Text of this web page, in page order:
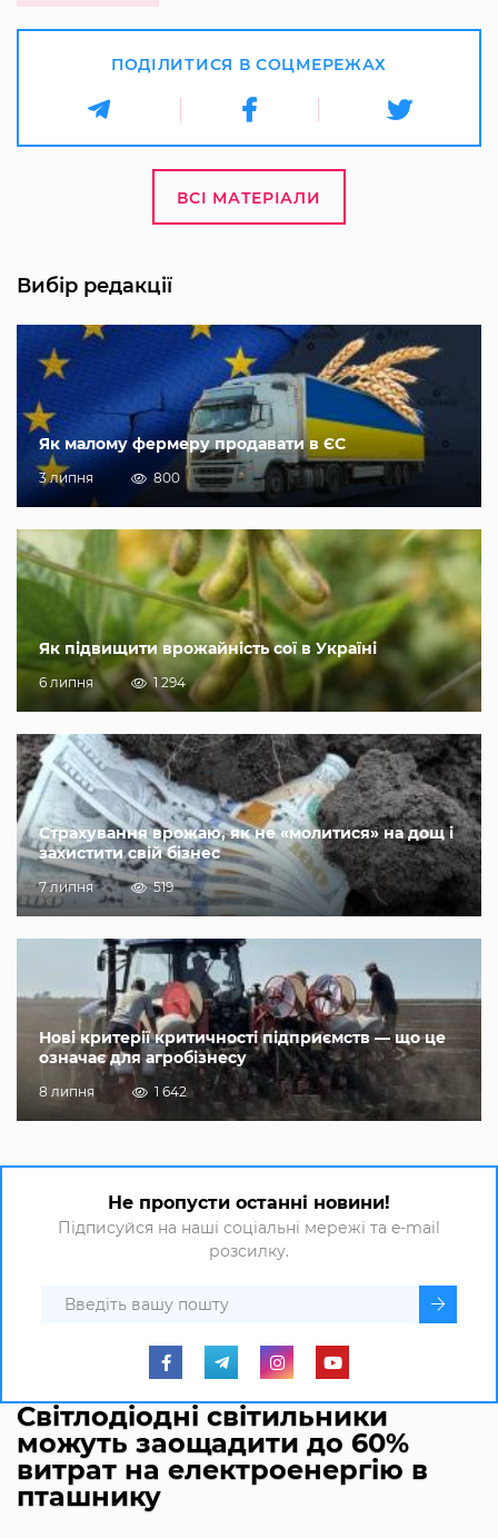
ПОДІЛИТИСЯ В СОЦМЕРЕЖАХ
ВСІ МАТЕРІАЛИ
Вибір редакції
Як малому фермеру продавати в ЄС
3 липня 800
Як підвищити врожайність сої в Україні
6 липня 1 294
Страхування врожаю, як не «молитися» на дощ і
захистити свій бізнес
7 липня 519
Нові критерії критичності підприємств — що це
означає для агробізнесу
8 липня 1 642
Не пропусти останні новини!
Підписуйся на наші соціальні мережі та e-mail
розсилку.
Світлодіодні світильники
можуть заощадити до 60%
витрат на електроенергію в
пташнику